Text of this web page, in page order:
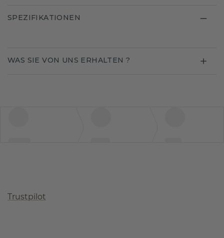
SPEZIFIKATIONEN
WAS SIE VON UNS ERHALTEN ?
Trustpilot